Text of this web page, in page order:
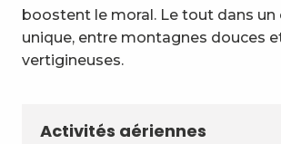
boostent le moral. Le tout dans un
unique, entre montagnes douces
vertigineuses.
Activités aériennes